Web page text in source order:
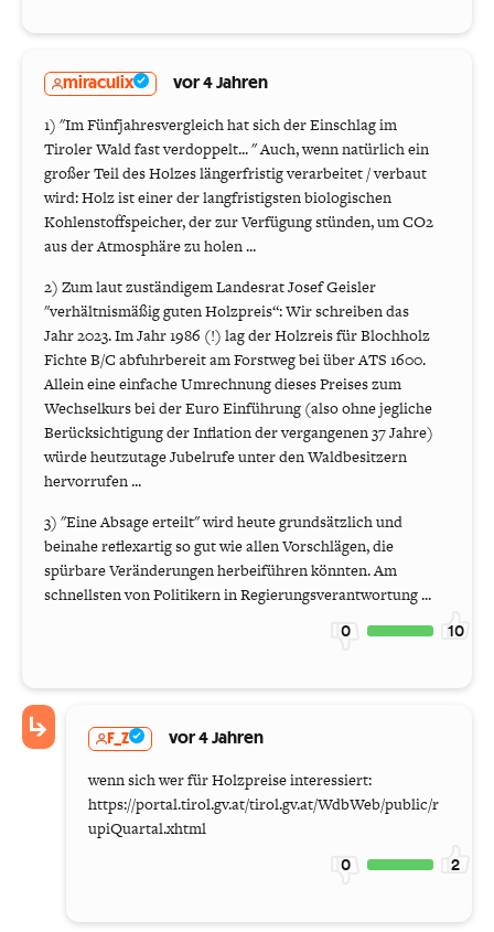
miraculix vor 4 Jahren
1) "Im Fünfjahresvergleich hat sich der Einschlag im
Tiroler Wald fast verdoppelt... " Auch, wenn natürlich ein
großer Teil des Holzes längerfristig verarbeitet / verbaut
wird: Holz ist einer der langfristigsten biologischen
Kohlenstoffspeicher, der zur Verfügung stünden, um CO2
aus der Atmosphäre zu holen ...
2) Zum laut zuständigem Landesrat Josef Geisler
"verhältnismäßig guten Holzpreis“: Wir schreiben das
Jahr 2023. Im Jahr 1986 (!) lag der Holzreis für Blochholz
Fichte B/C abfuhrbereit am Forstweg bei über ATS 1600.
Allein eine einfache Umrechnung dieses Preises zum
Wechselkurs bei der Euro Einführung (also ohne jegliche
Berücksichtigung der Inflation der vergangenen 37 Jahre)
würde heutzutage Jubelrufe unter den Waldbesitzern
hervorrufen ...
3) "Eine Absage erteilt" wird heute grundsätzlich und
beinahe reflexartig so gut wie allen Vorschlägen, die
spürbare Veränderungen herbeiführen könnten. Am
schnellsten von Politikern in Regierungsverantwortung ...
0 10
F_Z vor 4 Jahren
wenn sich wer für Holzpreise interessiert:
https://portal.tirol.gv.at/tirol.gv.at/WdbWeb/public/r
upiQuartal.xhtml
0 2